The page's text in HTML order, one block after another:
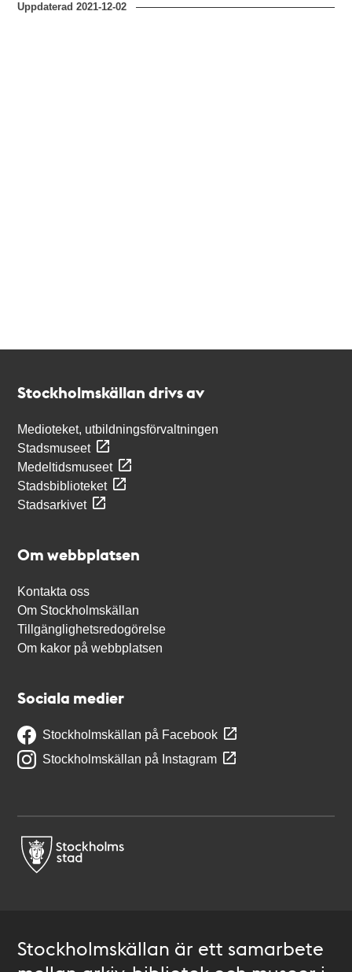
Uppdaterad2021-12-02
Stockholmskällan drivs av
Medioteket, utbildningsförvaltningen
Stadsmuseet
Medeltidsmuseet
Stadsbiblioteket
Stadsarkivet
Om webbplatsen
Kontakta oss
Om Stockholmskällan
Tillgänglighetsredogörelse
Om kakor på webbplatsen
Sociala medier
Stockholmskällan på Facebook
Stockholmskällan på Instagram
Stockholmskällan är ett samarbete